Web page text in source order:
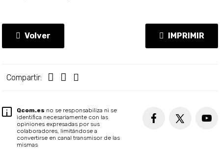
Volver IMPRIMIR
Compartir:
Qcom.es no se responsabiliza ni se
identifica necesariamente con las
opiniones expresadas por sus
colaboradores, limitándose a
convertirse en canal transmisor de las
mismas